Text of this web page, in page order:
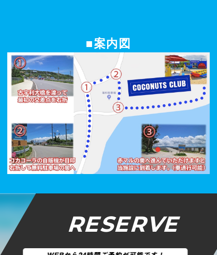
■案内図
RESERVE